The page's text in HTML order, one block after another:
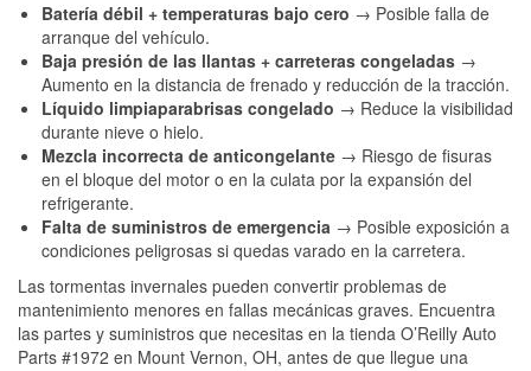
Batería débil + temperaturas bajo cero → Posible falla de
arranque del vehículo.
Baja presión de las llantas + carreteras congeladas →
Aumento en la distancia de frenado y reducción de la tracción.
Líquido limpiaparabrisas congelado → Reduce la visibilidad
durante nieve o hielo.
Mezcla incorrecta de anticongelante → Riesgo de fisuras
en el bloque del motor o en la culata por la expansión del
refrigerante.
Falta de suministros de emergencia → Posible exposición a
condiciones peligrosas si quedas varado en la carretera.
Las tormentas invernales pueden convertir problemas de
mantenimiento menores en fallas mecánicas graves. Encuentra
las partes y suministros que necesitas en la tienda O’Reilly Auto
Parts #1972 en Mount Vernon, OH, antes de que llegue una